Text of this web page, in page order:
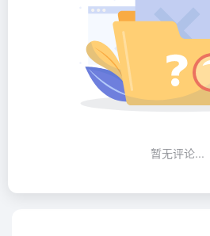
暂无评论...